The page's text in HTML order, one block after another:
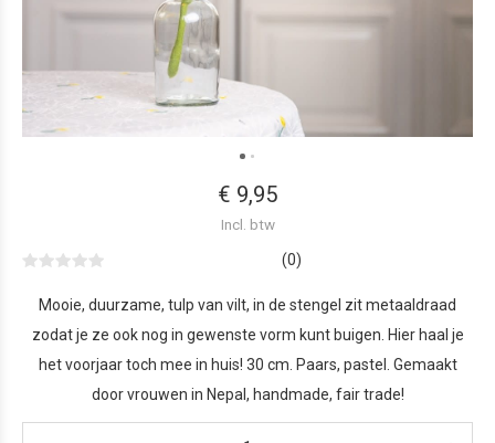
€ 9,95
Incl. btw
(0)
Mooie, duurzame, tulp van vilt, in de stengel zit metaaldraad
zodat je ze ook nog in gewenste vorm kunt buigen. Hier haal je
het voorjaar toch mee in huis! 30 cm. Paars, pastel. Gemaakt
door vrouwen in Nepal, handmade, fair trade!